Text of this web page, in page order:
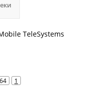
TeleSystems
1